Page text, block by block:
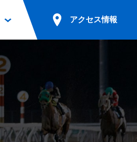
アクセス情報
無料送迎バスでのご来場
公共の交通機関でのご来場